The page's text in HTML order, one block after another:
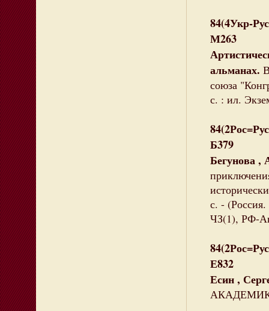
84(4Укр-
М263
альманах.
союза
с. : ил.
Б379
Бегунова ,
с. -
ЧЗ(1), РФ-
Е832
Есин ,